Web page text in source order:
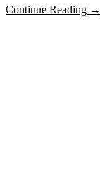
Continue Reading →